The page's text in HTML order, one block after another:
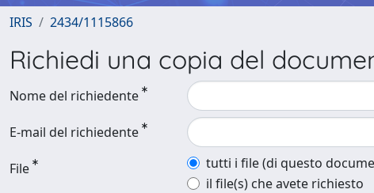
IRIS 2434/1115866
Richiedi una copia del
Nome del richiedente
E-mail del richiedente
File
tutti i file (di questo
il file(s) che avete richiesto